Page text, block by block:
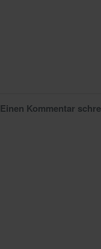
Einen Kommentar